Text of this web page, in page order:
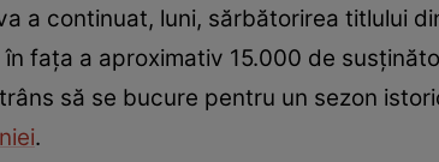
a continuat, luni, sărbătorirea titlului
fața a aproximativ 15.000 de
să se bucure pentru un sezon
.